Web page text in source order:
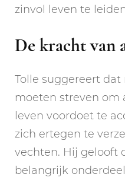
zinvol leven te
De kracht van
Tolle suggereert
moeten streven om
leven voordoet te
zich ertegen te
vechten. Hij gelooft
belangrijk